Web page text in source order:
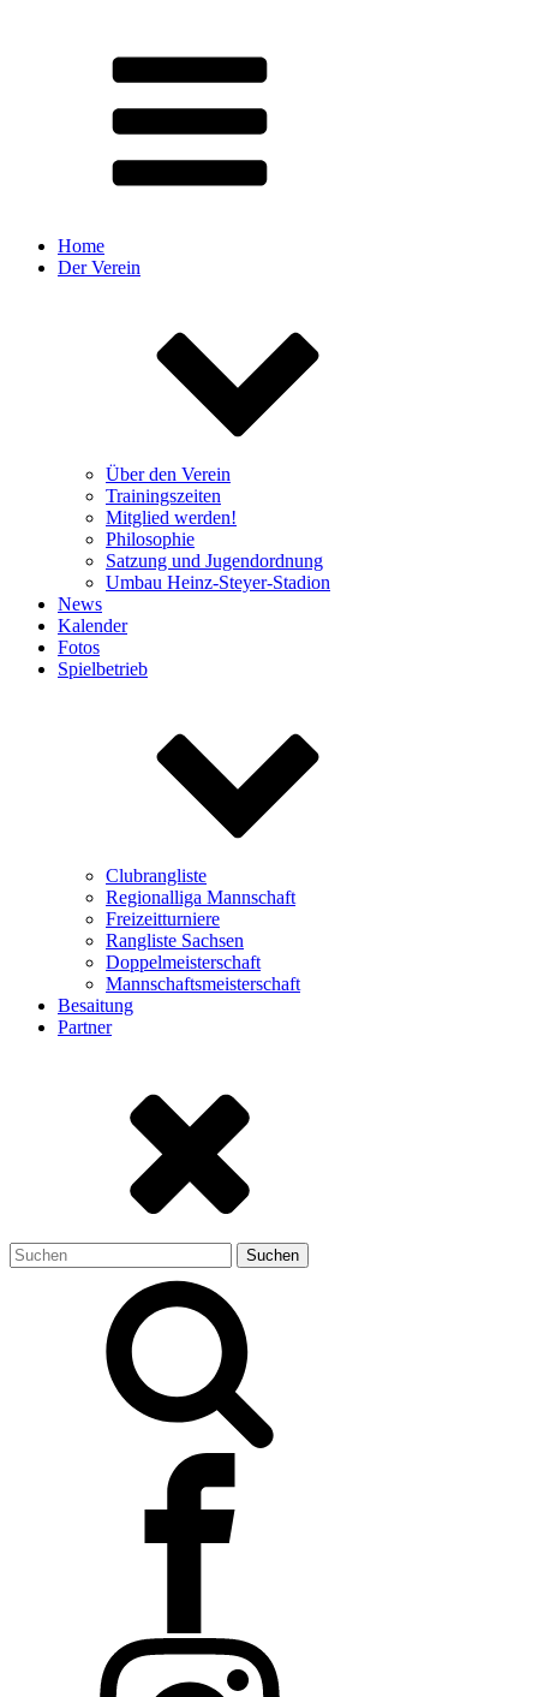
Home
Der Verein
Über den Verein
Trainingszeiten
Mitglied werden!
Philosophie
Satzung und Jugendordnung
Umbau Heinz-Steyer-Stadion
News
Kalender
Fotos
Spielbetrieb
Clubrangliste
Regionalliga Mannschaft
Freizeitturniere
Rangliste Sachsen
Doppelmeisterschaft
Mannschaftsmeisterschaft
Besaitung
Partner
Suchen
nach: